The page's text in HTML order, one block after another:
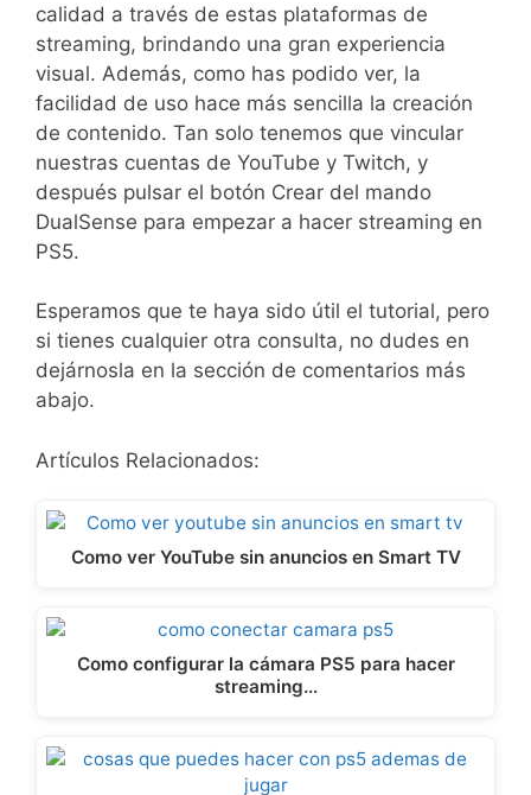
calidad a través de estas plataformas de
streaming, brindando una gran experiencia
visual. Además, como has podido ver, la
facilidad de uso hace más sencilla la creación
de contenido. Tan solo tenemos que vincular
nuestras cuentas de YouTube y Twitch, y
después pulsar el botón Crear del mando
DualSense para empezar a hacer streaming en
PS5.
Esperamos que te haya sido útil el tutorial, pero
si tienes cualquier otra consulta, no dudes en
dejárnosla en la sección de comentarios más
abajo.
Artículos Relacionados:
Como ver YouTube sin anuncios en Smart TV
Como configurar la cámara PS5 para hacer
streaming…